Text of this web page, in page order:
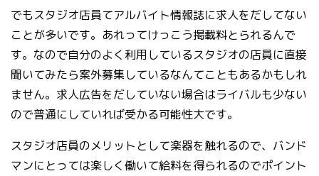
でもスタジオ店員てアルバイト情報誌に求人をだしてない
ことが多いです。あれってけっこう掲載料とられるんで
す。なので自分のよく利用しているスタジオの店員に直接
聞いてみたら案外募集しているなんてこともあるかもしれ
ません。求人広告をだしていない場合はライバルも少ない
ので普通にしていれば受かる可能性大です。
スタジオ店員のメリットとして楽器を触れるので、バンド
マンにとっては楽しく働いて給料を得られるのでポイント